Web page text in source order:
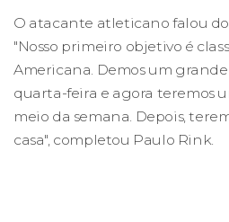
O atacante atleticano falou
"Nosso primeiro objetivo é
Americana. Demos um
quarta-feira e agora teremos
meio da semana. Depois,
casa", completou Paulo Rink.